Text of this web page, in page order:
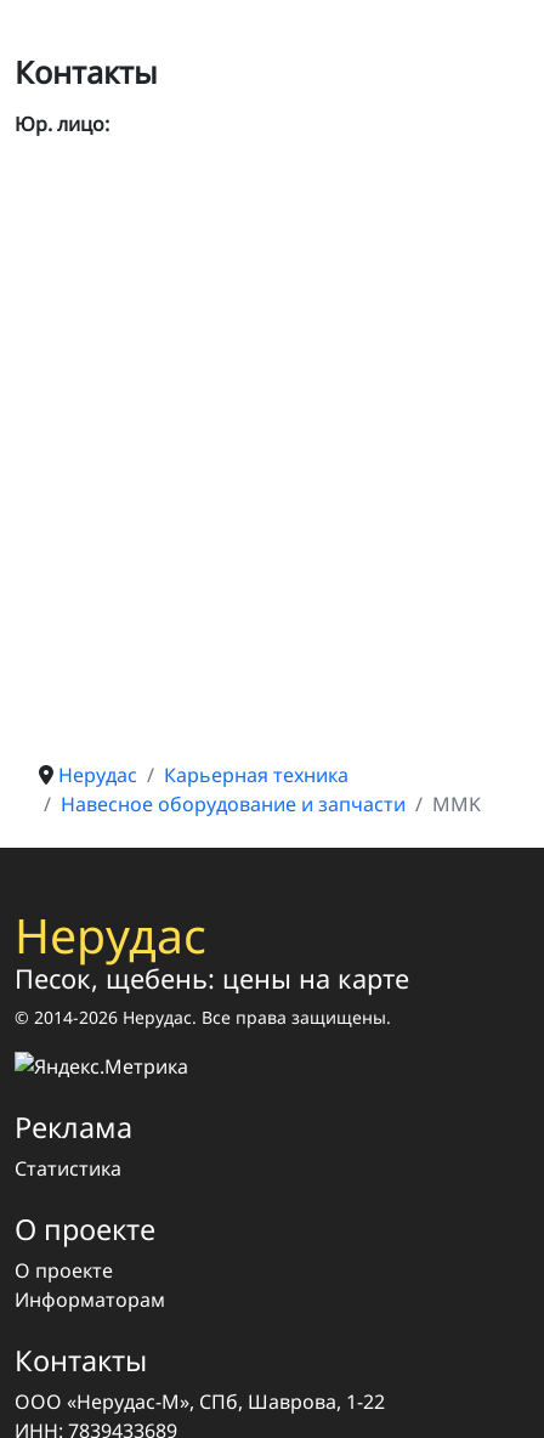
Контакты
Юр. лицо:
Нерудас
Карьерная техника
Навесное оборудование и запчасти
MMK
Нерудас
Песок, щебень: цены на карте
© 2014-2026 Нерудас. Все права защищены.
Реклама
Статистика
О проекте
О проекте
Информаторам
Контакты
ООО «Нерудас-М», СПб, Шаврова, 1-22
ИНН: 7839433689